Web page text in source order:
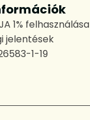
1% felhasználása
jelentések
1-19